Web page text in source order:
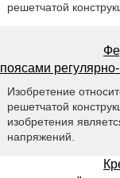
решетчатой
поясами
Изобретение
решетчатой
изобретения
напряжений.